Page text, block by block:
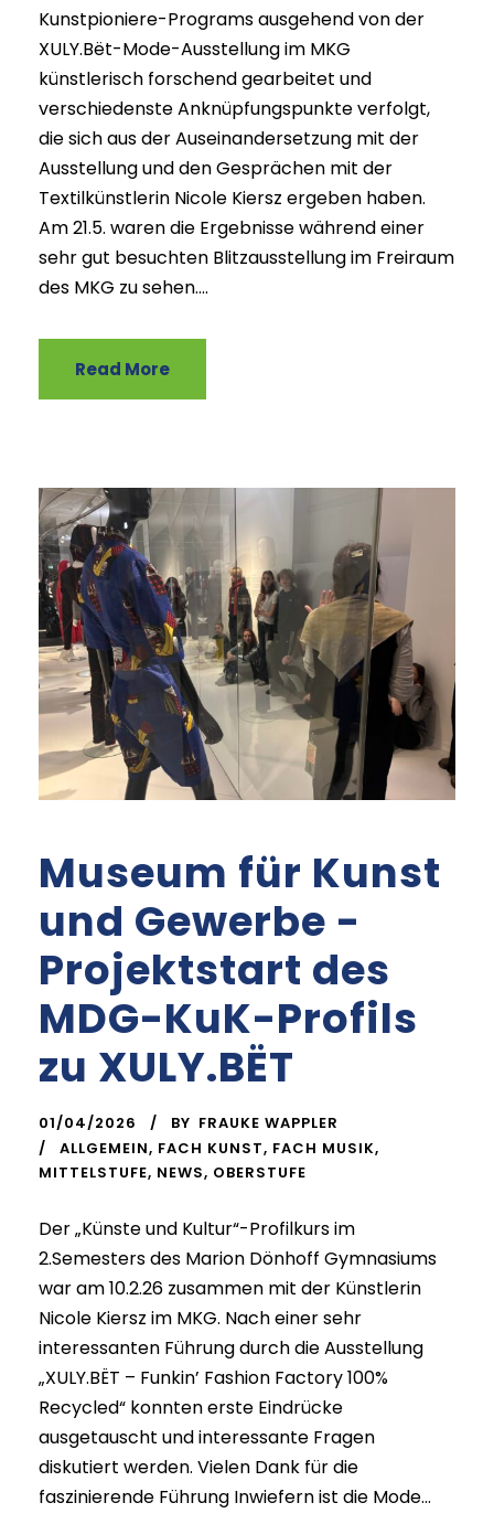
Kunstpioniere-Programs ausgehend von der
XULY.Bët-Mode-Ausstellung im MKG
künstlerisch forschend gearbeitet und
verschiedenste Anknüpfungspunkte verfolgt,
die sich aus der Auseinandersetzung mit der
Ausstellung und den Gesprächen mit der
Textilkünstlerin Nicole Kiersz ergeben haben.
Am 21.5. waren die Ergebnisse während einer
sehr gut besuchten Blitzausstellung im Freiraum
des MKG zu sehen....
Read More
Museum für Kunst
und Gewerbe -
Projektstart des
MDG-KuK-Profils
zu XULY.BËT
01/04/2026 BY FRAUKE WAPPLER
ALLGEMEIN, FACH KUNST, FACH MUSIK,
MITTELSTUFE, NEWS, OBERSTUFE
Der „Künste und Kultur“-Profilkurs im
2.Semesters des Marion Dönhoff Gymnasiums
war am 10.2.26 zusammen mit der Künstlerin
Nicole Kiersz im MKG. Nach einer sehr
interessanten Führung durch die Ausstellung
„XULY.BËT – Funkin’ Fashion Factory 100%
Recycled“ konnten erste Eindrücke
ausgetauscht und interessante Fragen
diskutiert werden. Vielen Dank für die
faszinierende Führung Inwiefern ist die Mode...